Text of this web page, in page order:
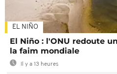
EL NIÑO
El Niño : l'ONU redoute
la faim mondiale
Il y a 13 heures